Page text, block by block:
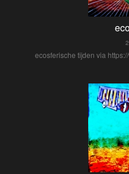
ecosferische tijden via